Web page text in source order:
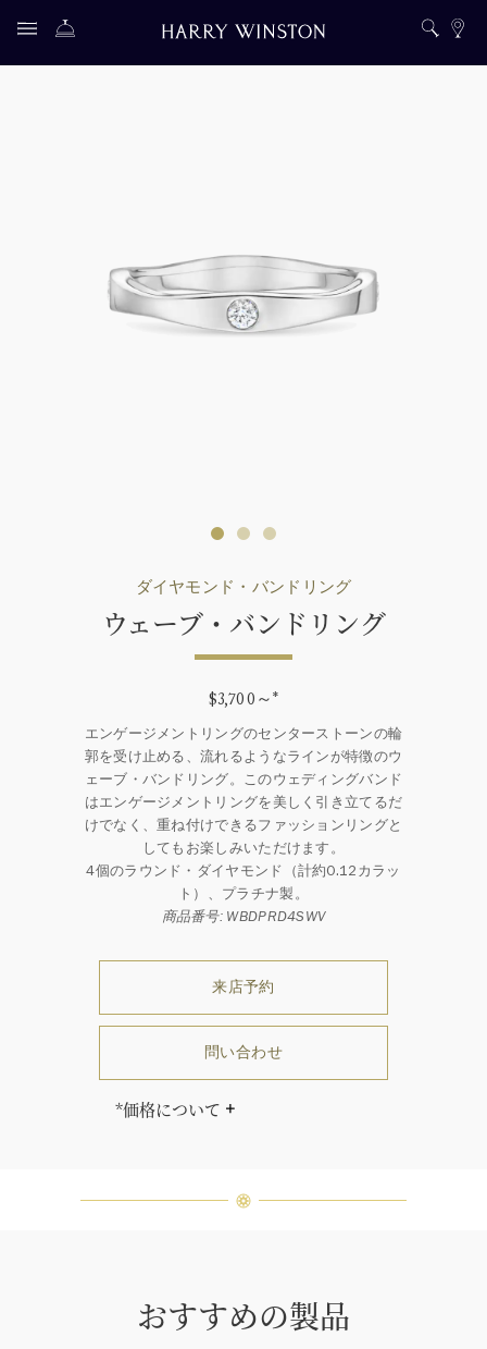
ダイヤモンド・バンドリング
ウェーブ・バンドリング
$3,700～*
エンゲージメントリングのセンターストーンの輪
郭を受け止める、流れるようなラインが特徴のウ
ェーブ・バンドリング。このウェディングバンド
はエンゲージメントリングを美しく引き立てるだ
けでなく、重ね付けできるファッションリングと
してもお楽しみいただけます。
4個のラウンド・ダイヤモンド（計約0.12カラッ
ト）、プラチナ製。
商品番号: WBDPRD4SWV
来店予約
問い合わせ
*価格について
ストンはそう語りました。ハリー・
の個性を有する天然の素材であるた
め、同製品間においてカラットおよ
おすすめの製品